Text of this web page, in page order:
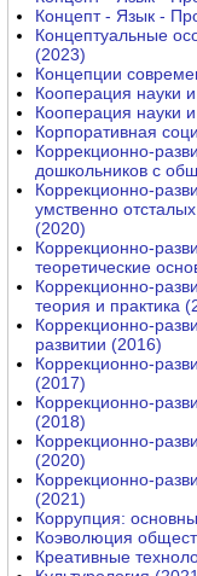
Концепт - Язык -
Концептуальные
(2023)
Концепции
Кооперация науки
Кооперация науки
Корпоративная
Коррекционно-
дошкольников с
Коррекционно-
умственно
(2020)
Коррекционно-
теоретические
Коррекционно-
теория и практика
Коррекционно-
развитии (2016)
Коррекционно-
(2017)
Коррекционно-
(2018)
Коррекционно-
(2020)
Коррекционно-
(2021)
Коррупция:
Коэволюция
Креативные